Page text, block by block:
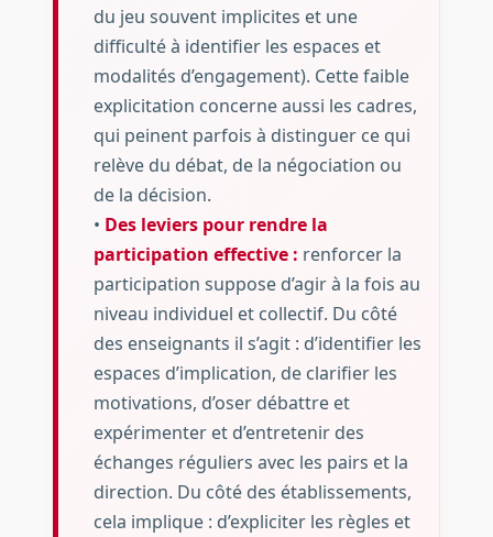
du jeu souvent implicites et une
difficulté à identifier les espaces et
modalités d’engagement). Cette faible
explicitation concerne aussi les cadres,
qui peinent parfois à distinguer ce qui
relève du débat, de la négociation ou
de la décision.
• Des leviers pour rendre la
participation effective : renforcer la
participation suppose d’agir à la fois au
niveau individuel et collectif. Du côté
des enseignants il s’agit : d’identifier les
espaces d’implication, de clarifier les
motivations, d’oser débattre et
expérimenter et d’entretenir des
échanges réguliers avec les pairs et la
direction. Du côté des établissements,
cela implique : d’expliciter les règles et